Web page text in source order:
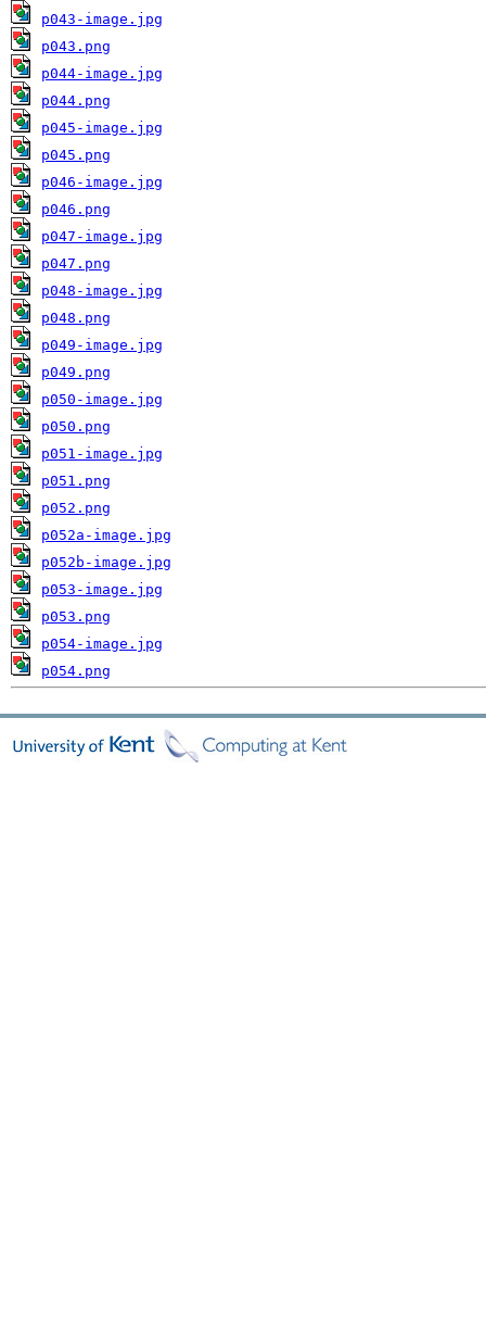
p043-image.jpg
p043.png
p044-image.jpg
p044.png
p045-image.jpg
p045.png
p046-image.jpg
p046.png
p047-image.jpg
p047.png
p048-image.jpg
p048.png
p049-image.jpg
p049.png
p050-image.jpg
p050.png
p051-image.jpg
p051.png
p052.png
p052a-image.jpg
p052b-image.jpg
p053-image.jpg
p053.png
p054-image.jpg
p054.png